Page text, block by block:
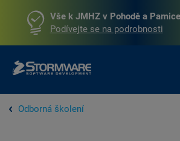
Vše k JMHZ v Pohodě a
Podívejte se na podrobnosti
Odborná školení